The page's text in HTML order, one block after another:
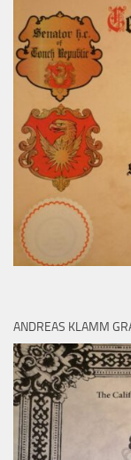
ANDREAS KLAMM